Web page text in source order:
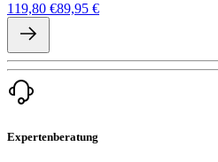
119,80 €89,95 €
Expertenberatung